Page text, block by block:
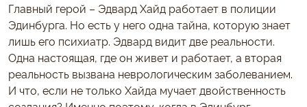
Главный герой – Эдвард Хайд работает в полиции
Эдинбурга. Но есть у него одна тайна, которую знает
лишь его психиатр. Эдвард видит две реальности.
Одна настоящая, где он живет и работает, а вторая
реальность вызвана неврологическим заболеванием.
И что, если не только Хайда мучает двойственность